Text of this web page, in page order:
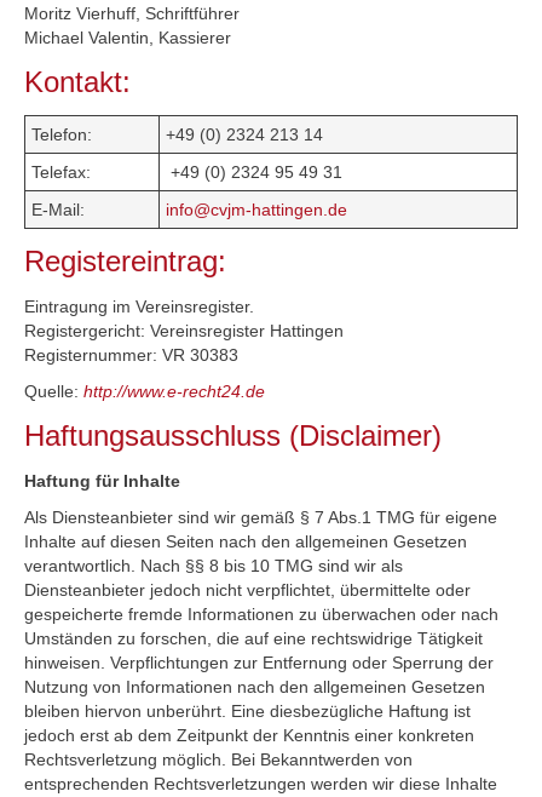
Moritz Vierhuff, Schriftführer
Michael Valentin, Kassierer
Kontakt:
Telefon:
+49 (0) 2324 213 14
Telefax:
+49 (0) 2324 95 49 31
E-Mail:
info@cvjm-hattingen.de
Registereintrag:
Eintragung im Vereinsregister.
Registergericht: Vereinsregister Hattingen
Registernummer: VR 30383
Quelle: http://www.e-recht24.de
Haftungsausschluss (Disclaimer)
Haftung für Inhalte
Als Diensteanbieter sind wir gemäß § 7 Abs.1 TMG für eigene
Inhalte auf diesen Seiten nach den allgemeinen Gesetzen
verantwortlich. Nach §§ 8 bis 10 TMG sind wir als
Diensteanbieter jedoch nicht verpflichtet, übermittelte oder
gespeicherte fremde Informationen zu überwachen oder nach
Umständen zu forschen, die auf eine rechtswidrige Tätigkeit
hinweisen. Verpflichtungen zur Entfernung oder Sperrung der
Nutzung von Informationen nach den allgemeinen Gesetzen
bleiben hiervon unberührt. Eine diesbezügliche Haftung ist
jedoch erst ab dem Zeitpunkt der Kenntnis einer konkreten
Rechtsverletzung möglich. Bei Bekanntwerden von
entsprechenden Rechtsverletzungen werden wir diese Inhalte